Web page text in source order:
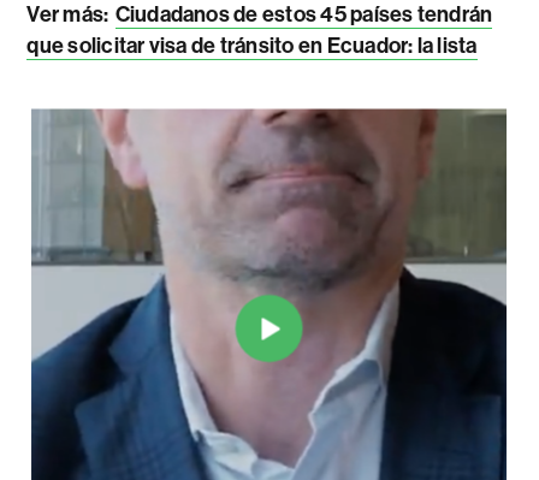
Ver más: Ciudadanos de estos 45 países tendrán
que solicitar visa de tránsito en Ecuador: la lista